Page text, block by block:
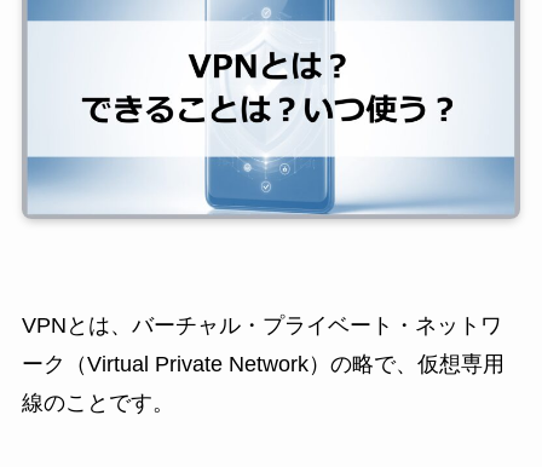
VPNとは、バーチャル・プライベート・ネットワ
ーク（Virtual Private Network）の略で、仮想専用
線のことです。